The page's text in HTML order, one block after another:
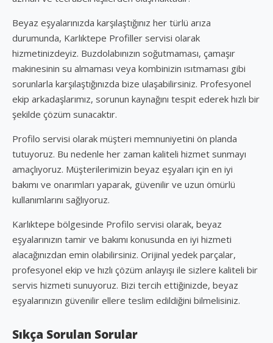
Beyaz eşyalarınızda karşılaştığınız her türlü arıza
durumunda, Karlıktepe Profiller servisi olarak
hizmetinizdeyiz. Buzdolabınızın soğutmaması, çamaşır
makinesinin su almaması veya kombinizin ısıtmaması gibi
sorunlarla karşılaştığınızda bize ulaşabilirsiniz. Profesyonel
ekip arkadaşlarımız, sorunun kaynağını tespit ederek hızlı bir
şekilde çözüm sunacaktır.
Profilo servisi olarak müşteri memnuniyetini ön planda
tutuyoruz. Bu nedenle her zaman kaliteli hizmet sunmayı
amaçlıyoruz. Müşterilerimizin beyaz eşyaları için en iyi
bakımı ve onarımları yaparak, güvenilir ve uzun ömürlü
kullanımlarını sağlıyoruz.
Karlıktepe bölgesinde Profilo servisi olarak, beyaz
eşyalarınızın tamir ve bakımı konusunda en iyi hizmeti
alacağınızdan emin olabilirsiniz. Orijinal yedek parçalar,
profesyonel ekip ve hızlı çözüm anlayışı ile sizlere kaliteli bir
servis hizmeti sunuyoruz. Bizi tercih ettiğinizde, beyaz
eşyalarınızın güvenilir ellere teslim edildiğini bilmelisiniz.
Sıkça Sorulan Sorular